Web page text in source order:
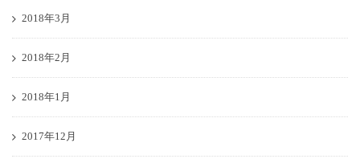
2018年3月
2018年2月
2018年1月
2017年12月